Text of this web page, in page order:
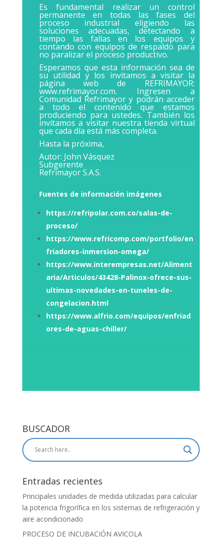
Es fundamental realizar un control
permanente en todas las fases del
proceso industrial eligiendo las
soluciones adecuadas, detectando a
tiempo las fallas en los equipos y
contando con equipos de respaldo para
no paralizar el proceso productivo.
Esperamos que esta información sea de
su utilidad y los invitamos a visitar la
página web de REFRIMAYOR:
www.refrimayor.com. Ingresen a
Comunidad Refrimayor y podrán acceder
a todo el contenido que estamos
produciendo para ustedes. También los
invitamos a visitar nuestra tienda virtual
que cada día está más completa.
Hasta la próxima,
Autor: John Vásquez
Subgerente
Refrimayor S.A.S.
Fuentes de información imágenes
https://refripolar.com.co/salas-de-
proceso/
https://www.refricomp.com/portfolio/en
friadores-inmersion-omega/
https://www.interempresas.net/Aliment
aria/Articulos/43428-Palinox-ofrece-sus-
ultimas-novedades-en-tuneles-de-
congelacion.html
https://www.alfrio.com/equipos/enfriad
ores-de-aguas-chiller/
BUSCADOR
Entradas recientes
Principales unidades de medida utilizadas para calcular
la potencia frigorífica en los sistemas de refrigeración y
aire acondicionado
PROCESO DE INCUBACIÓN AVICOLA